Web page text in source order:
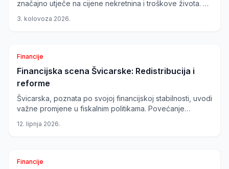
značajno utječe na cijene nekretnina i troškove života. Uz
milijunaša najveća, razumijevanje ovih ekonomskih
3. kolovoza 2026.
Financije
Financijska scena Švicarske: Redistribucija i
reforme
Švicarska, poznata po svojoj financijskoj stabilnosti, uvodi
važne promjene u fiskalnim politikama. Povećanje
osobnog bankrota ključne su mjere za jačanje
12. lipnja 2026.
Financije